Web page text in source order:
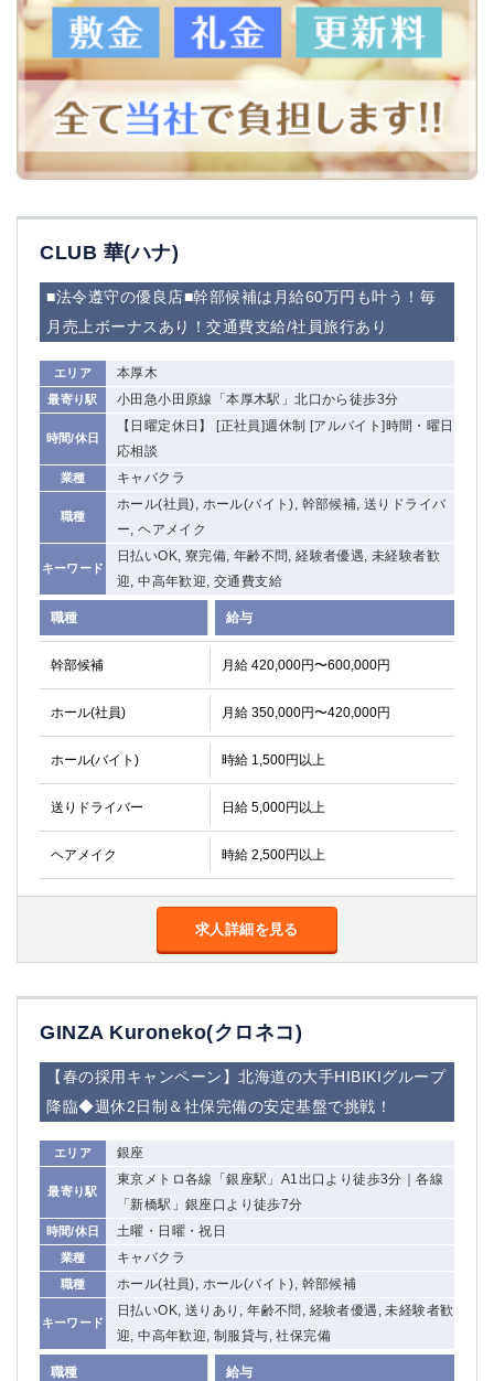
CLUB 華(ハナ)
■法令遵守の優良店■幹部候補は月給60万円も叶う！毎
月売上ボーナスあり！交通費支給/社員旅行あり
エリア 本厚木
最寄り駅 小田急小田原線「本厚木駅」北口から徒歩3分
時間/休日
【日曜定休日】 [正社員]週休制 [アルバイト]時間・曜日
応相談
業種 キャバクラ
職種
ホール(社員), ホール(バイト), 幹部候補, 送りドライバ
ー, ヘアメイク
キーワード
日払いOK, 寮完備, 年齢不問, 経験者優遇, 未経験者歓
迎, 中高年歓迎, 交通費支給
職種 給与
幹部候補 月給 420,000円〜600,000円
ホール(社員) 月給 350,000円〜420,000円
ホール(バイト) 時給 1,500円以上
送りドライバー 日給 5,000円以上
ヘアメイク 時給 2,500円以上
求人詳細を見る
GINZA Kuroneko(クロネコ)
【春の採用キャンペーン】北海道の大手HIBIKIグループ
降臨◆週休2日制＆社保完備の安定基盤で挑戦！
エリア 銀座
最寄り駅
東京メトロ各線「銀座駅」A1出口より徒歩3分｜各線
「新橋駅」銀座口より徒歩7分
時間/休日 土曜・日曜・祝日
業種 キャバクラ
職種 ホール(社員), ホール(バイト), 幹部候補
キーワード
日払いOK, 送りあり, 年齢不問, 経験者優遇, 未経験者歓
迎, 中高年歓迎, 制服貸与, 社保完備
職種 給与